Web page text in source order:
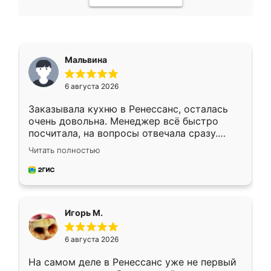
Мальвина
6 августа 2026
Заказывала кухню в Ренессанс, осталась
очень довольна. Менеджер всё быстро
посчитала, на вопросы отвечала сразу.
Замерщик приехал в субботу, подошёл к
делу со всей ответственностью. Собрали
за день, ребята работали аккуратно, даже
Читать полностью
Игорь М.
6 августа 2026
На самом деле в Ренессанс уже не первый